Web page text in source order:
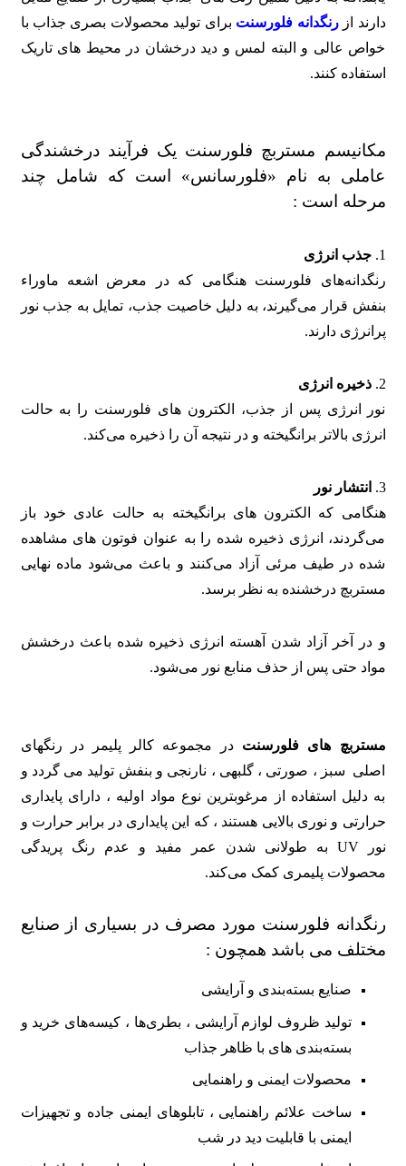
دارند ازرنگدانه فلورسنت برای تولید محصولات بصری جذاب با
خواص عالی و البته لمس و دید درخشان در محیط‌ های تاریک
استفاده کنند.
مکانیسم مستربچ فلورسنت یک فرآیند درخشندگی
عاملی به نام «فلورسانس» است که شامل چند
مرحله است :
1. جذب انرژی
رنگدانه‌های فلورسنت هنگامی که در معرض اشعه ماوراء
بنفش قرار‌ می‌گیرند، به دلیل خاصیت جذب، تمایل به جذب نور
پرانرژی دارند.
2. ذخیره انرژی
نور انرژی پس از جذب، الکترون‌ های فلورسنت را به حالت
انرژی بالاتر برانگیخته و در نتیجه آن را ذخیره‌ می‌کند.
3.
انتشار نور
هنگامی که الکترون‌ های برانگیخته به حالت عادی خود باز‌
می‌گردند، انرژی ذخیره شده را به عنوان فوتون‌ های مشاهده
شده در طیف مرئی آزاد‌ می‌کنند و باعث‌ می‌شود ماده نهایی
مستربچ درخشنده به نظر برسد.
و در آخر آزاد شدن آهسته انرژی ذخیره شده باعث درخشش
مواد حتی پس از حذف منابع نور‌ می‌شود.
مستربچ ‌های فلورسنت در مجموعه کالر پلیمر در رنگهای
اصلی سبز ، صورتی ، گلبهی ، نارنجی و بنفش تولید می گردد و
به دلیل استفاده از مرغوبترین نوع مواد اولیه ، دارای پایداری
حرارتی و نوری بالایی هستند ، که این پایداری در برابر حرارت و
نور UV به طولانی شدن عمر مفید و عدم رنگ پریدگی
محصولات پلیمری کمک می‌کند.
رنگدانه فلورسنت مورد مصرف در بسیاری از صنایع
مختلف می باشد همچون :
صنایع بسته‌بندی و آرایشی
تولید ظروف لوازم آرایشی ، بطری‌ها ، کیسه‌های خرید و
بسته‌بندی‌ های با ظاهر جذاب
محصولات ایمنی و راهنمایی
ساخت علائم راهنمایی ، تابلوهای ایمنی جاده و تجهیزات
ایمنی با قابلیت دید در شب